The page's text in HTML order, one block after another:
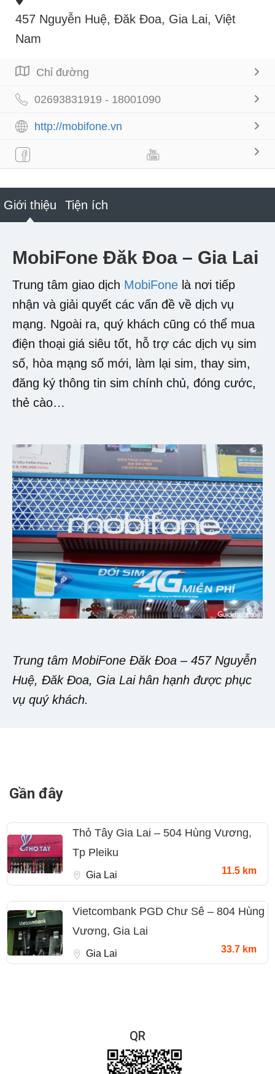
457 Nguyễn Huệ, Đăk Đoa, Gia Lai, Việt
Nam
Chỉ đường
02693831919 - 18001090
http://mobifone.vn
Giới thiệu Tiện ích
MobiFone Đăk Đoa – Gia Lai
Trung tâm giao dịch MobiFone là nơi tiếp
nhận và giải quyết các vấn đề về dịch vụ
mạng. Ngoài ra, quý khách cũng có thể mua
điện thoại giá siêu tốt, hỗ trợ các dịch vụ sim
số, hòa mạng số mới, làm lại sim, thay sim,
đăng ký thông tin sim chính chủ, đóng cước,
thẻ cào…
Trung tâm MobiFone Đăk Đoa – 457 Nguyễn
Huệ, Đăk Đoa, Gia Lai hân hạnh được phục
vụ quý khách.
Gần đây
Thỏ Tây Gia Lai – 504 Hùng Vương,
Tp Pleiku
Gia Lai 11.5 km
Vietcombank PGD Chư Sê – 804 Hùng
Vương, Gia Lai
Gia Lai 33.7 km
QR